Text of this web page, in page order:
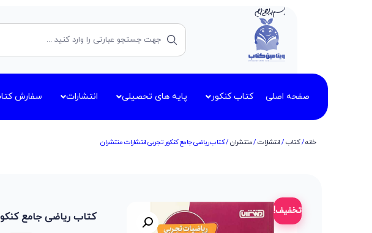
صفحه اصلی کتاب کنکور پایه های تحصیلی انتشارات سفارش
خانه/کتاب/انتشارات/منتشران/ کتاب ریاضی جامع کنکور تجربی انتشارات منتشران
تخفیف! کتاب ریاضی جامع